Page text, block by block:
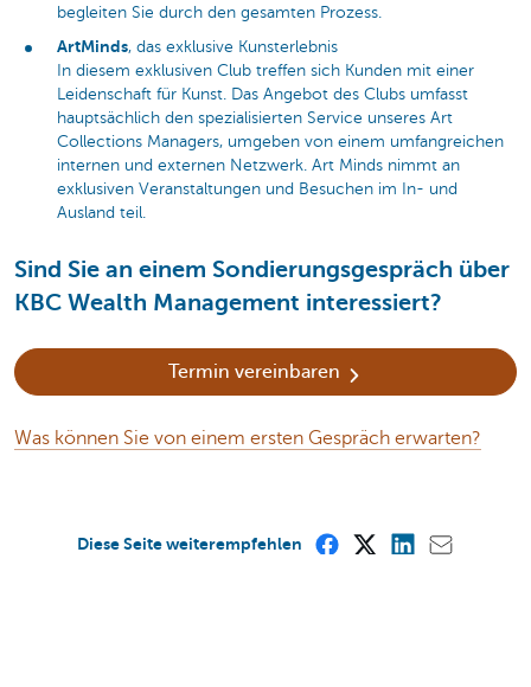
begleiten Sie durch den gesamten Prozess.
ArtMinds, das exklusive Kunsterlebnis
In diesem exklusiven Club treffen sich Kunden mit einer
Leidenschaft für Kunst. Das Angebot des Clubs umfasst
hauptsächlich den spezialisierten Service unseres Art
Collections Managers, umgeben von einem umfangreichen
internen und externen Netzwerk. Art Minds nimmt an
exklusiven Veranstaltungen und Besuchen im In- und
Ausland teil.
Sind Sie an einem Sondierungsgespräch über
KBC Wealth Management interessiert?
Termin vereinbaren
Was können Sie von einem ersten Gespräch erwarten?
Diese Seite weiterempfehlen